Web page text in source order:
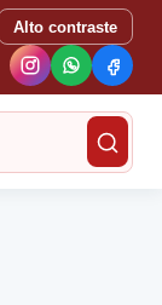
Alto contraste